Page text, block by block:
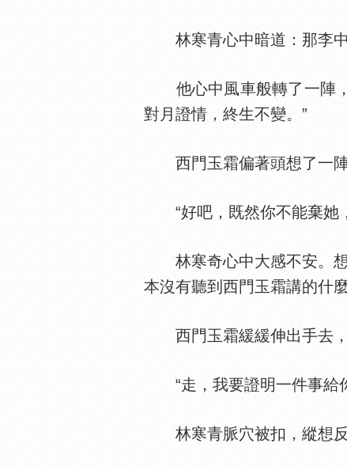
林寒青心中暗道：那李中
他心中風車般轉了一陣，
對月證情，終生不變。”
西門玉霜偏著頭想了一陣
“好吧，既然你不能棄她
林寒奇心中大感不安。想
本沒有聽到西門玉霜講的什麼
西門玉霜緩緩伸出手去，
“走，我要證明一件事給
林寒青脈穴被扣，縱想反